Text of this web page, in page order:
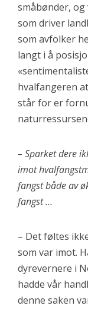
småbønder, og
som driver
som avfolker
langt i å
hvalfangeren
står for er
– Sparket dere
imot
fangst både av
fangst …
– Det føltes
som var imot.
dyrevernere i
hadde vår
denne saken